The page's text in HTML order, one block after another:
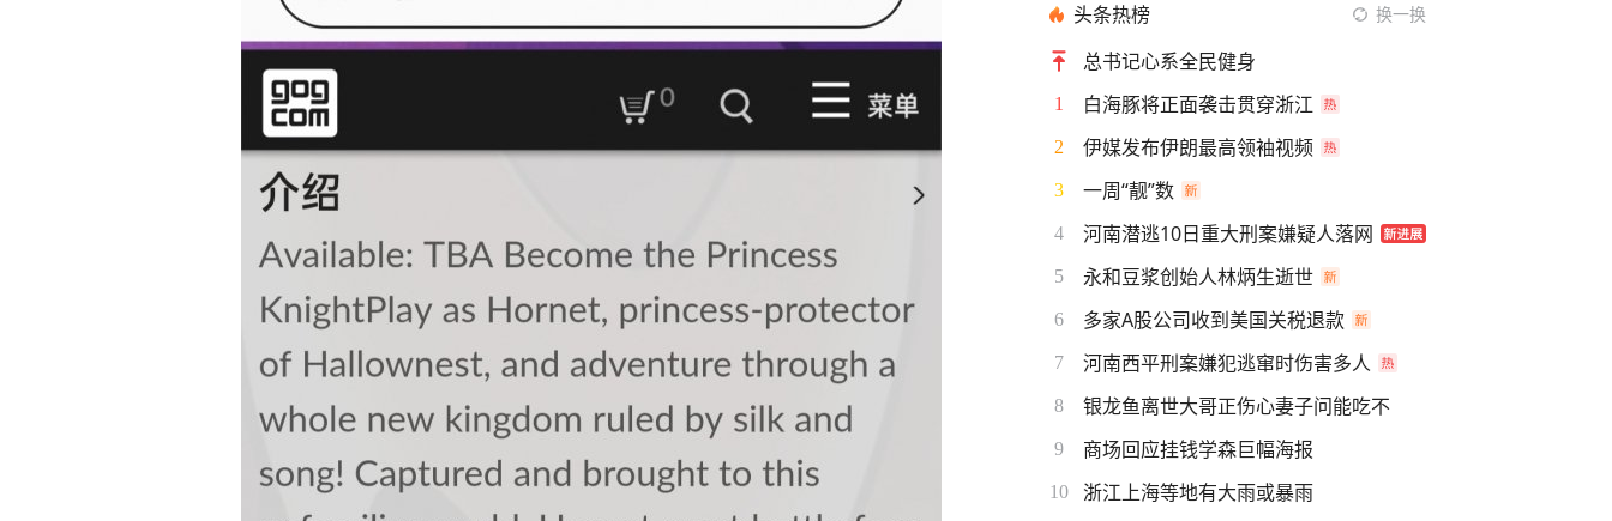
头条热榜 换一换
总书记心系全民健身
1 白海豚将正面袭击贯穿浙江
2 伊媒发布伊朗最高领袖视频
3 一周“靓”数
4 河南潜逃10日重大刑案嫌疑人落网
5 永和豆浆创始人林炳生逝世
6 多家A股公司收到美国关税退款
7 河南西平刑案嫌犯逃窜时伤害多人
8 银龙鱼离世大哥正伤心妻子问能吃不
9 商场回应挂钱学森巨幅海报
10 浙江上海等地有大雨或暴雨